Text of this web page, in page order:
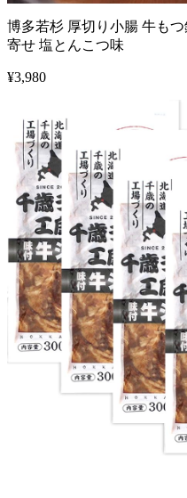
博多若杉 厚切り小腸 牛も
寄せ 塩とんこつ味
¥3,980